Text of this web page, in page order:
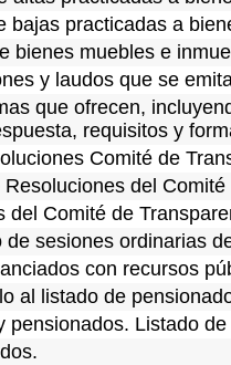
bajas practicadas a
bienes muebles e
y laudos que se
que ofrecen,
requisitos y
Comité de
del
del Comité de
sesiones ordinarias
con recursos
al listado de
pensionados. Listado